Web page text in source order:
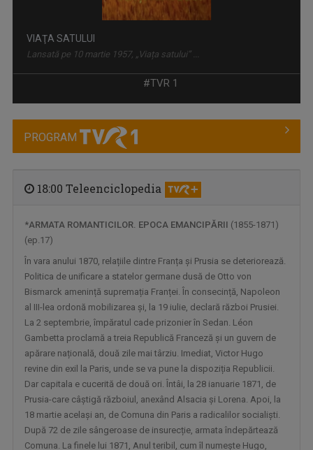
VIAŢA SATULUI
Lansată pe 10 martie 1957, „Viața satului” ...
TELEJURNAL
Află ce s-a întâmplat relevant pentru viaţa ...
GALA UMORULUI
#TVR 1
PROGRAM
18:00 Teleenciclopedia
*ARMATA ROMANTICILOR. EPOCA EMANCIPĂRII (1855-1871)
(ep.17)
În vara anului 1870, relațiile dintre Franța și Prusia se deteriorează.
Politica de unificare a statelor germane dusă de Otto von
Bismarck amenință supremația Franței. În consecință, Napoleon
al III-lea ordonă mobilizarea și, la 19 iulie, declară război Prusiei.
La 2 septembrie, împăratul cade prizonier în Sedan. Léon
Gambetta proclamă a treia Republică Franceză și un guvern de
apărare națională, două zile mai târziu. Imediat, Victor Hugo
revine din exil la Paris, unde se va pune la dispoziția Republicii.
Dar capitala e cucerită de două ori. Întâi, la 28 ianuarie 1871, de
Prusia-care câștigă războiul, anexând Alsacia și Lorena. Apoi, la
18 martie același an, de Comuna din Paris a radicalilor socialiști.
După 72 de zile sângeroase de insurecție, armata îndepărtează
Comuna. La finele lui 1871, Anul teribil, cum îl numește Hugo,